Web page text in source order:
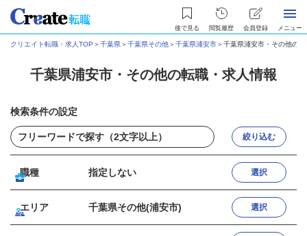
後で見る 閲覧履歴 会員登録 メニュー
クリエイト転職・求人TOP ＞千葉県＞千葉県その他＞千葉県浦安市＞千葉県浦安市・その他の
千葉県浦安市・その他の転職・求人情報
検索条件の設定
絞り込む
職種 指定しない 選択
エリア 千葉県その他(浦安市) 選択